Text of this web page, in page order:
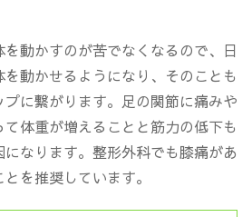
動かすのが苦でなくなるので、日
動かせるようになり、そのことも
に繋がります。足の関節に痛みや
体重が増えることと筋力の低下も
なります。整形外科でも膝痛があ
を推奨しています。